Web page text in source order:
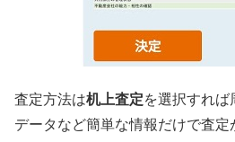
査定方法は机上査定を選択すれ
データなど簡単な情報だけで査定